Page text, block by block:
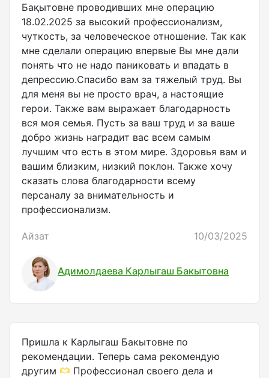
Бақытовне проводивших мне операцию
18.02.2025 за высокий профессионализм,
чуткость, за человеческое отношение. Так как
мне сделали операцию впервые Вы мне дали
понять что не надо паниковать и впадать в
депрессию.Спасибо вам за тяжелый труд. Вы
для меня вы не просто врач, а настоящие
герои. Также вам выражает благодарность
вся моя семья. Пусть за ваш труд и за ваше
добро жизнь наградит вас всем самым
лучшим что есть в этом мире. Здоровья вам и
вашим близким, низкий поклон. Также хочу
сказать слова благодарности всему
персаналу за внимательность и
профессионализм.
Айзат 10/03/2025
Адимолдаева Карлыгаш Бакытовна
Пришла к Карлыгаш Бакытовне по
рекомендации. Теперь сама рекомендую
другим
Профессионал своего дела и